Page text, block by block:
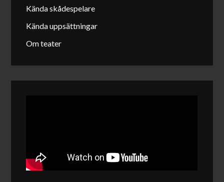
Kända skådespelare
Kända uppsättningar
Om teater